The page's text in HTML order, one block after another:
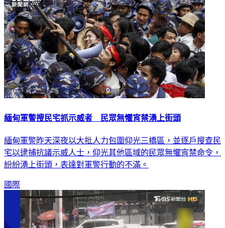
緬甸軍警搜民宅抓示威者 民眾無懼宵禁湧上街頭
緬甸軍警昨天深夜以大批人力包圍仰光三橋區，並逐戶搜查民
宅以逮捕抗議示威人士，仰光其他區域的民眾無懼宵禁命令，
紛紛湧上街頭，表達對軍警行動的不滿。
國際